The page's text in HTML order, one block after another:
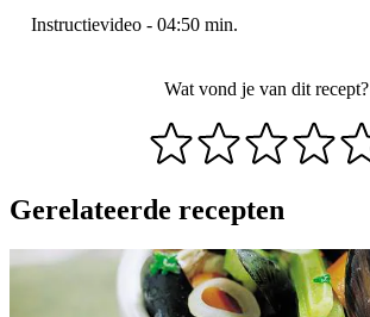
Instructievideo - 04:50 min.
Wat vond je van dit recept?
Gerelateerde recepten